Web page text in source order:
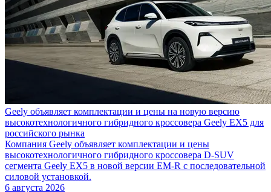
Geely объявляет комплектации и цены на новую версию
высокотехнологичного гибридного кроссовера Geely EX5 для
российского рынка
Компания Geely объявляет комплектации и цены
высокотехнологичного гибридного кроссовера D-SUV
сегмента Geely EX5 в новой версии EM-R с последовательной
силовой установкой.
6 августа 2026